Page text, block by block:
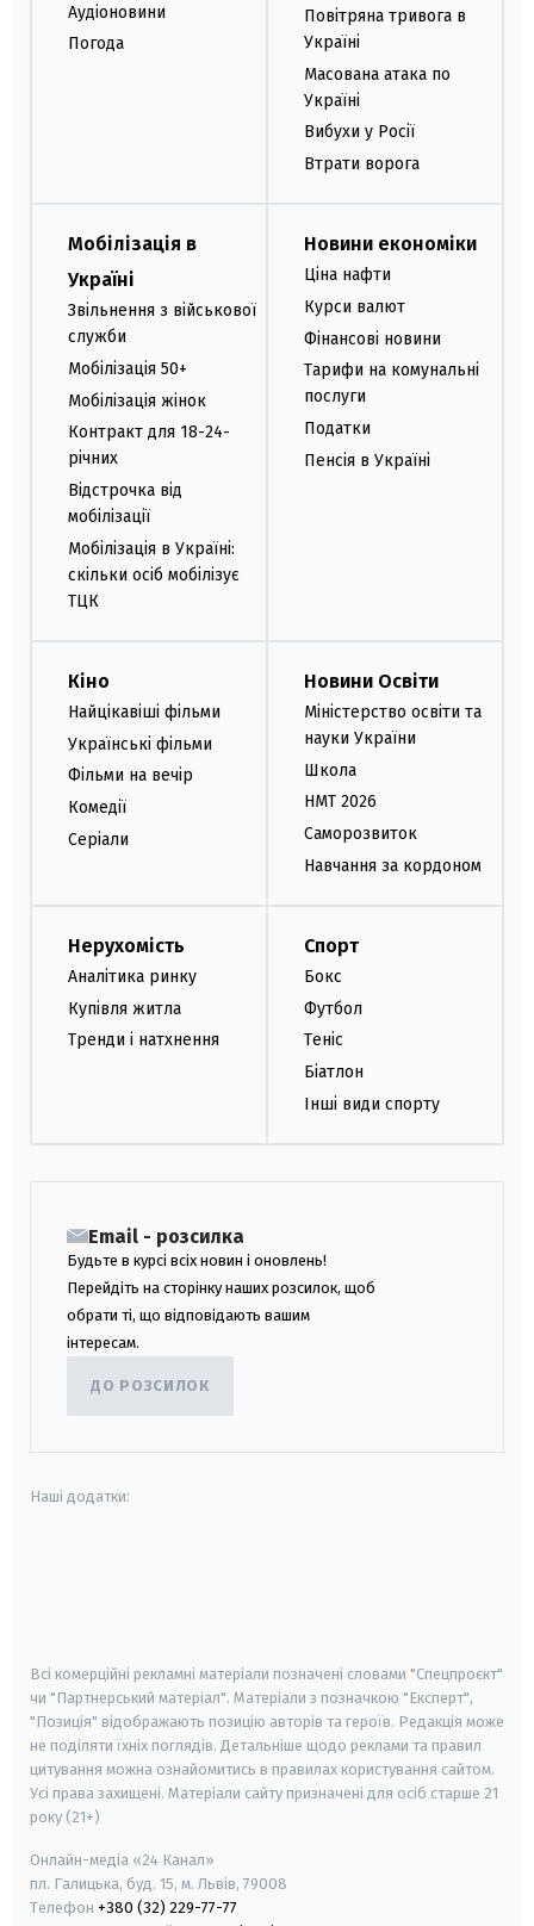
Аудіоновини
Погода
Повітряна тривога в
Україні
Масована атака по
Україні
Вибухи у Росії
Втрати ворога
Мобілізація в
Україні
Звільнення з військової
служби
Мобілізація 50+
Мобілізація жінок
Контракт для 18-24-
річних
Відстрочка від
мобілізації
Мобілізація в Україні:
скільки осіб мобілізує
ТЦК
Новини економіки
Ціна нафти
Курси валют
Фінансові новини
Тарифи на комунальні
послуги
Податки
Пенсія в Україні
Кіно
Найцікавіші фільми
Українські фільми
Фільми на вечір
Комедії
Серіали
Новини Освіти
Міністерство освіти та
науки України
Школа
НМТ 2026
Саморозвиток
Навчання за кордоном
Нерухомість
Аналітика ринку
Купівля житла
Тренди і натхнення
Спорт
Бокс
Футбол
Теніс
Біатлон
Інші види спорту
Email - розсилка
Будьте в курсі всіх новин і оновлень!
Перейдіть на сторінку наших розсилок, щоб
обрати ті, що відповідають вашим
інтересам.
ДО РОЗСИЛОК
Наші додатки:
Всі комерційні рекламні матеріали позначені словами "Спецпроєкт"
чи "Партнерський матеріал". Матеріали з позначкою "Експерт",
"Позиція" відображають позицію авторів та героїв. Редакція може
не поділяти їхніх поглядів. Детальніше щодо реклами та правил
цитування можна ознайомитись в правилах користування сайтом.
Усі права захищені. Матеріали сайту призначені для осіб старше 21
року (21+)
Онлайн-медіа «24 Канал»
пл. Галицька, буд. 15, м. Львів, 79008
Телефон +380 (32) 229-77-77